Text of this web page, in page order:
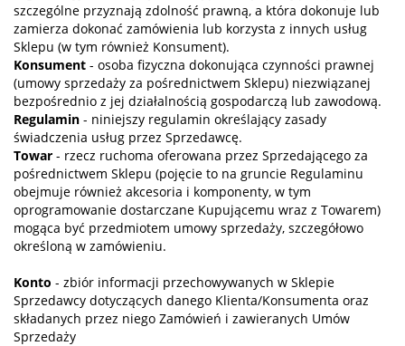
szczególne przyznają zdolność prawną, a która dokonuje lub
zamierza dokonać zamówienia lub korzysta z innych usług
Sklepu (w tym również Konsument).
Konsument - osoba fizyczna dokonująca czynności prawnej
(umowy sprzedaży za pośrednictwem Sklepu) niezwiązanej
bezpośrednio z jej działalnością gospodarczą lub zawodową.
Regulamin - niniejszy regulamin określający zasady
świadczenia usług przez Sprzedawcę.
Towar - rzecz ruchoma oferowana przez Sprzedającego za
pośrednictwem Sklepu (pojęcie to na gruncie Regulaminu
obejmuje również akcesoria i komponenty, w tym
oprogramowanie dostarczane Kupującemu wraz z Towarem)
mogąca być przedmiotem umowy sprzedaży, szczegółowo
określoną w zamówieniu.
Konto - zbiór informacji przechowywanych w Sklepie
Sprzedawcy dotyczących danego Klienta/Konsumenta oraz
składanych przez niego Zamówień i zawieranych Umów
Sprzedaży